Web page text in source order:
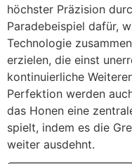
höchster Präzision
Paradebeispiel dafür,
Technologie
erzielen, die einst
kontinuierliche
Perfektion werden
das Honen eine
spielt, indem es die
weiter ausdehnt.